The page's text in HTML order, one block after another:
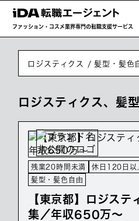
ファッション・コスメ業界専門の転職支援サービス
ロジスティクス 髪型・髪色
ロジスティクス、髪
残業20時間未満 休日120日以
髪型・髪色自由
【東京都】ロジステ
集／年収650万～